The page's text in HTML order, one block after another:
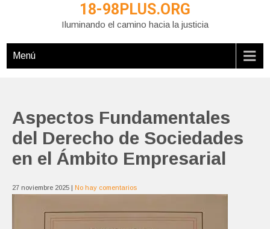
18-98PLUS.ORG
Iluminando el camino hacia la justicia
Menú
Aspectos Fundamentales
del Derecho de Sociedades
en el Ámbito Empresarial
27 noviembre 2025 | No hay comentarios